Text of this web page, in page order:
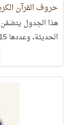
حروف القرآن
هذا الجدول يتضمّن
الحديثة، وعددها 330715 حرف..